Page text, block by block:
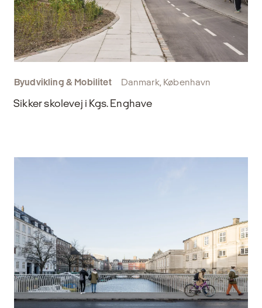
Byudvikling & Mobilitet Danmark, København
Sikker skolevej i Kgs. Enghave